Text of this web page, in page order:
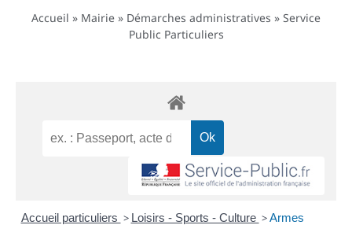
Accueil » Mairie » Démarches administratives » Service
Public Particuliers
Accueil particuliers > Loisirs - Sports - Culture > Armes